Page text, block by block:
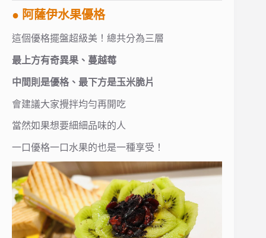
● 阿薩伊水果優格
這個優格擺盤超級美！總共分為三層
最上方有奇異果、蔓越莓
中間則是優格、最下方是玉米脆片
會建議大家攪拌均勻再開吃
當然如果想要細細品味的人
一口優格一口水果的也是一種享受！